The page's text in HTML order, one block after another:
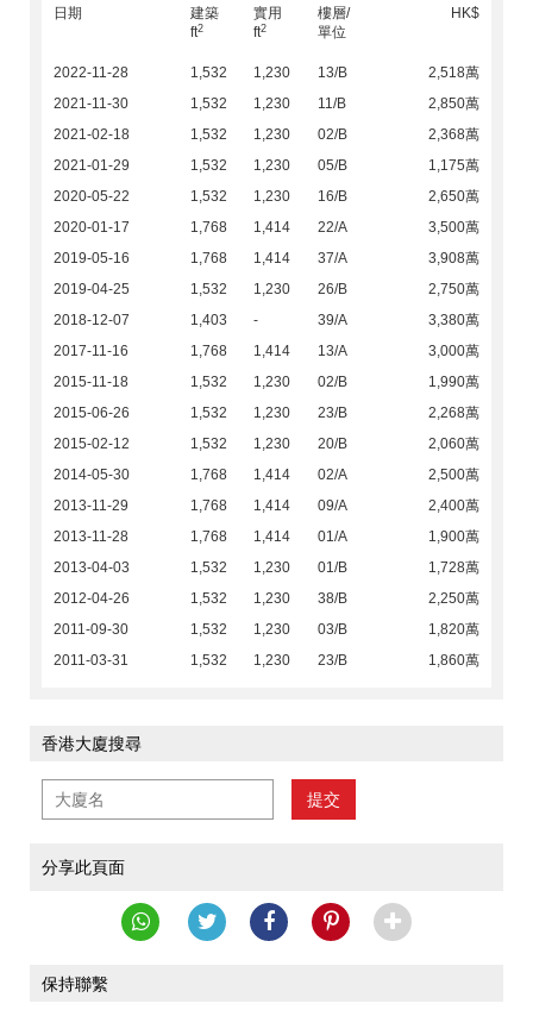
日期
建築
ft2
實用
ft2
樓層/
單位
HK$
2022-11-28 1,532 1,230 13/B
2,518萬
2021-11-30
1,532 1,230 11/B
2,850萬
2021-02-18
1,532 1,230 02/B
2,368萬
2021-01-29
1,532 1,230 05/B
1,175萬
2020-05-22
1,532 1,230 16/B
2,650萬
2020-01-17
1,768 1,414 22/A
3,500萬
2019-05-16
1,768 1,414 37/A
3,908萬
2019-04-25
1,532 1,230 26/B
2,750萬
2018-12-07
1,403 - 39/A
3,380萬
2017-11-16
1,768 1,414 13/A
3,000萬
2015-11-18
1,532 1,230 02/B
1,990萬
2015-06-26
1,532 1,230 23/B
2,268萬
2015-02-12
1,532 1,230 20/B
2,060萬
2014-05-30
1,768 1,414 02/A
2,500萬
2013-11-29
1,768 1,414 09/A
2,400萬
2013-11-28
1,768 1,414 01/A
1,900萬
2013-04-03
1,532 1,230 01/B
1,728萬
2012-04-26
1,532 1,230 38/B
2,250萬
2011-09-30
1,532 1,230 03/B
1,820萬
2011-03-31
1,532 1,230 23/B 1,860萬
香港大廈搜尋
提交
分享此頁面
保持聯繫